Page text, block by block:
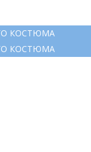
КОСТЮМА
КОСТЮМА